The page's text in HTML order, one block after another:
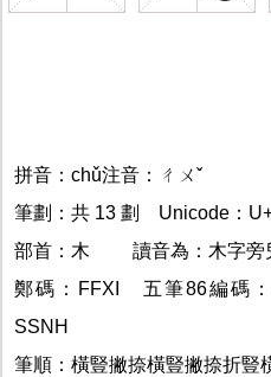
拼音：chǔ注音：ㄔㄨˇ
筆劃：共 13 劃 Unicode：
部首：木
讀音為：木字
鄭碼：FFXI 五筆86編碼
SSNH
筆順：橫豎撇捺橫豎撇捺折豎